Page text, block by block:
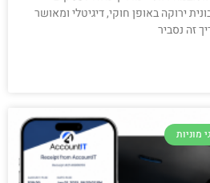
ירוקה באופן חוקי, דיגיטלי ומאושר
זה נסביר
מוניות